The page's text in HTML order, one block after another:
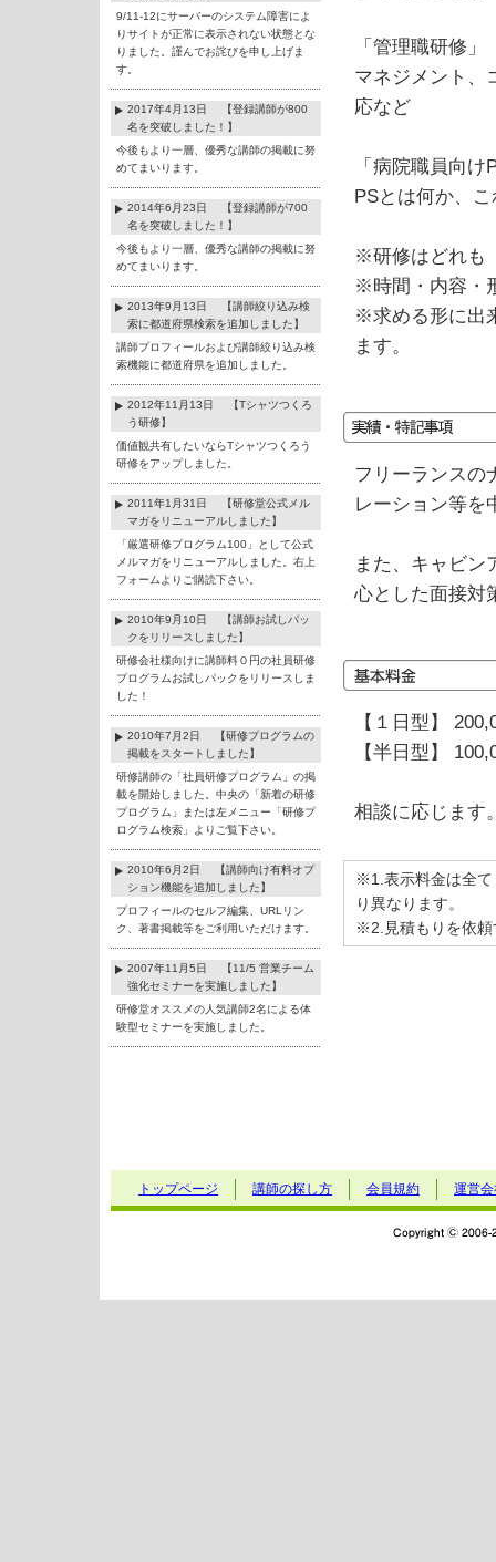
9/11-12にサーバーのシステム障害によ
りサイトが正常に表示されない状態とな
りました。謹んでお詫びを申し上げま
す。
2017年4月13日 【登録講師が800
名を突破しました！】
今後もより一層、優秀な講師の掲載に努
めてまいります。
2014年6月23日 【登録講師が700
名を突破しました！】
今後もより一層、優秀な講師の掲載に努
めてまいります。
2013年9月13日 【講師絞り込み検
索に都道府県検索を追加しました】
講師プロフィールおよび講師絞り込み検
索機能に都道府県を追加しました。
2012年11月13日 【Tシャツつくろ
う研修】
価値観共有したいならTシャツつくろう
研修をアップしました。
2011年1月31日 【研修堂公式メル
マガをリニューアルしました】
「厳選研修プログラム100」として公式
メルマガをリニューアルしました。右上
フォームよりご購読下さい。
2010年9月10日 【講師お試しパッ
クをリリースしました】
研修会社様向けに講師料０円の社員研修
プログラムお試しパックをリリースしま
した！
2010年7月2日 【研修プログラムの
掲載をスタートしました】
研修講師の「社員研修プログラム」の掲
載を開始しました。中央の「新着の研修
プログラム」または左メニュー「研修プ
ログラム検索」よりご覧下さい。
2010年6月2日 【講師向け有料オプ
ション機能を追加しました】
プロフィールのセルフ編集、URLリン
ク、著書掲載等をご利用いただけます。
2007年11月5日 【11/5 営業チーム
強化セミナーを実施しました】
研修堂オススメの人気講師2名による体
験型セミナーを実施しました。
「管理職研修」
マネジメント、
応など
「病院職員向け
PSとは何か、
※研修はどれも
※時間・内容・
※求める形に出
ます。
フリーランスの
レーション等を
また、キャビン
心とした面接対
【１日型】
【半日型】
相談に応じます
※1.表示料金は全て
り異なります。
※2.見積もりを依頼
トップページ 講師の探し方 会員規約 運営